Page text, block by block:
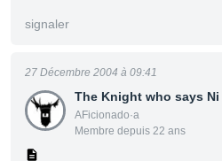
signaler
The Knight who says Ni
AFicionado·a
Membre depuis 22 ans
27 Décembre 2004 à 09:41